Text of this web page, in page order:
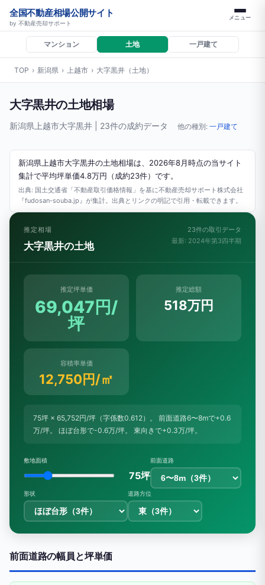
全国不動産相場公開サイト
by 不動産売却サポート
メニュー
マンション 土地 一戸建て
TOP › 新潟県 › 上越市 › 大字黒井（土地）
大字黒井の土地相場
新潟県上越市大字黒井 | 23件の成約データ 他の種別: 一戸建て
新潟県上越市大字黒井の土地相場は、2026年8月時点の当サイト
集計で平均坪単価4.8万円（成約23件）です。
出典: 国土交通省「不動産取引価格情報」を基に不動産売却サポート株式会社
『fudosan-souba.jp』が集計。出典とリンクの明記で引用・転載できます。
推定相場
大字黒井の土地
23件の取引データ
最新: 2024年第3四半期
推定坪単価
69,047円/
坪
推定総額
518万円
容積率単価
12,750円/㎡
75坪 × 65,752円/坪（字係数0.612）。 前面道路6〜8mで+0.6
万/坪。 ほぼ台形で-0.6万/坪。 東向きで+0.3万/坪。
敷地面積
75坪
前面道路
形状 道路方位
前面道路の幅員と坪単価